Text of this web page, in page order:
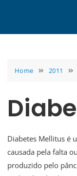
Home 2011
Diabetes Mellitus é
causada pela falta
produzido pelo